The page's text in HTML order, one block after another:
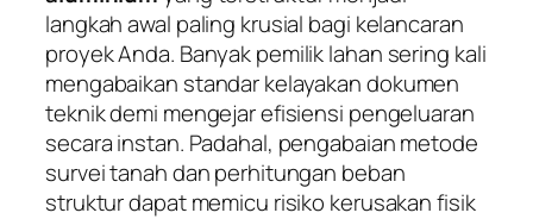
langkah awal paling krusial bagi kelancaran
proyek Anda. Banyak pemilik lahan sering kali
mengabaikan standar kelayakan dokumen
teknik demi mengejar efisiensi pengeluaran
secara instan. Padahal, pengabaian metode
survei tanah dan perhitungan beban
struktur dapat memicu risiko kerusakan fisik